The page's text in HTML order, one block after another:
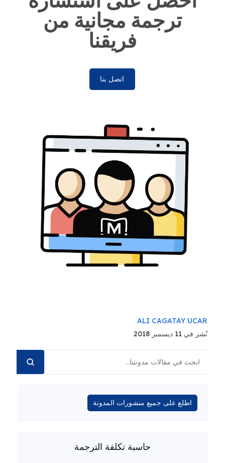
ترجمة مجانية من
فريقنا
اتصل بنا
ALI CAGATAY UCAR
نُشر في 11 ديسمبر 2018
اطلع على جميع منشورات المدونة
حاسبة تكلفة الترجمة